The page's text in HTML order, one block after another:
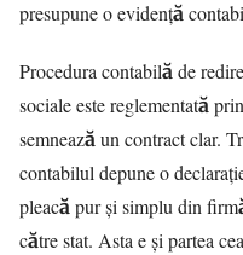
presupune o evidență
Procedura contabilă de
sociale este reglementată
semnează un contract clar.
contabilul depune o
pleacă pur și simplu din
către stat. Asta e și partea